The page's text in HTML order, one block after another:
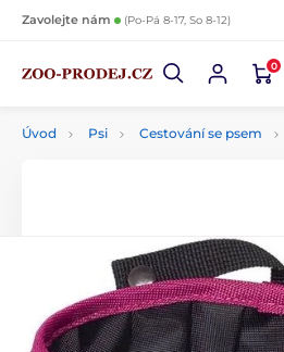
Zavolejte nám (Po-Pá 8-17, So 8-12)
0
Úvod Psi Cestování se psem